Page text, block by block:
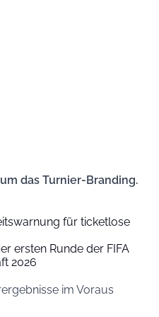
das Turnier-Branding.
für ticketlose
ersten Runde der FIFA
2026
im Voraus